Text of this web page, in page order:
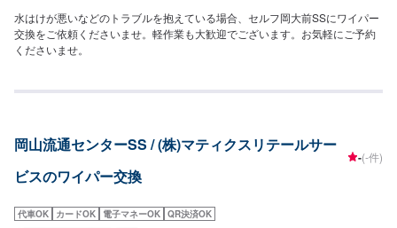
水はけが悪いなどのトラブルを抱えている場合、セルフ岡大前SSにワイパー
交換をご依頼くださいませ。軽作業も大歓迎でございます。お気軽にご予約
くださいませ。
岡山流通センターSS / (株)マティクスリテールサー
ビスのワイパー交換
-(-件)
代車OK カードOK 電子マネーOK QR決済OK